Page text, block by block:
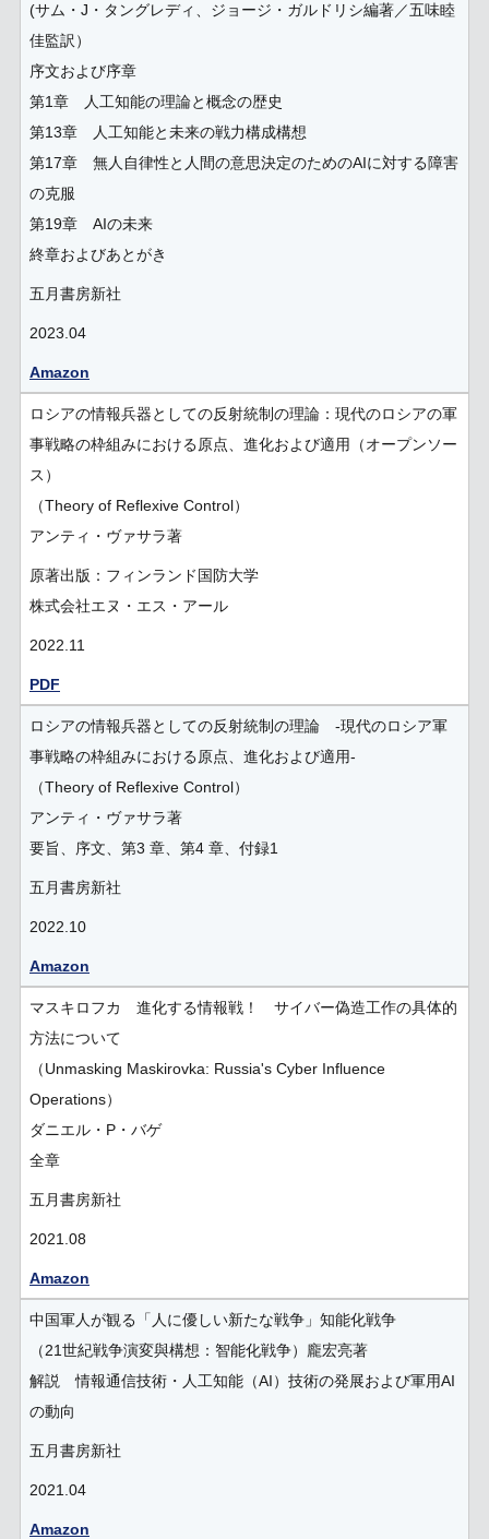
(サム・J・タングレディ、ジョージ・ガルドリシ編著／五味睦
佳監訳）
序文および序章
第1章 人工知能の理論と概念の歴史
第13章 人工知能と未来の戦力構成構想
第17章 無人自律性と人間の意思決定のためのAIに対する障害
の克服
第19章 AIの未来
終章およびあとがき
五月書房新社
2023.04
Amazon
ロシアの情報兵器としての反射統制の理論：現代のロシアの軍
事戦略の枠組みにおける原点、進化および適用（オープンソー
ス）
（Theory of Reflexive Control）
アンティ・ヴァサラ著
原著出版：フィンランド国防大学
株式会社エヌ・エス・アール
2022.11
PDF
ロシアの情報兵器としての反射統制の理論 -現代のロシア軍
事戦略の枠組みにおける原点、進化および適用-
（Theory of Reflexive Control）
アンティ・ヴァサラ著
要旨、序文、第3 章、第4 章、付録1
五月書房新社
2022.10
Amazon
マスキロフカ 進化する情報戦！ サイバー偽造工作の具体的
方法について
（Unmasking Maskirovka: Russia's Cyber Influence
Operations）
ダニエル・P・バゲ
全章
五月書房新社
2021.08
Amazon
中国軍人が観る「人に優しい新たな戦争」知能化戦争
（21世紀戦争演変與構想：智能化戦争）龐宏亮著
解説 情報通信技術・人工知能（AI）技術の発展および軍用AI
の動向
五月書房新社
2021.04
Amazon